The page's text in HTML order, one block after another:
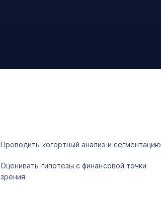
Проводить когортный анализ и сегментацию
Оценивать гипотезы с финансовой точки
зрения